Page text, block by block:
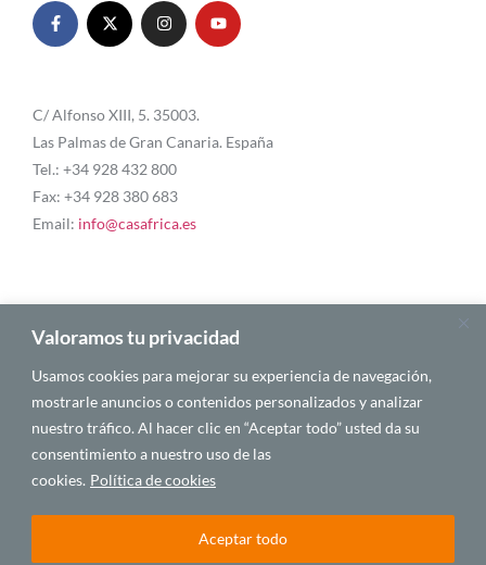
Valoramos tu privacidad
Usamos cookies para mejorar su experiencia de navegación,
mostrarle anuncios o contenidos personalizados y analizar
nuestro tráfico. Al hacer clic en “Aceptar todo” usted da su
consentimiento a nuestro uso de las
cookies. Política de cookies
Aceptar todo
C/ Alfonso XIII, 5. 35003.
Las Palmas de Gran Canaria. España
Tel.: +34 928 432 800
Fax: +34 928 380 683
Email: info@casafrica.es
Blog
About Us
Personalities
English